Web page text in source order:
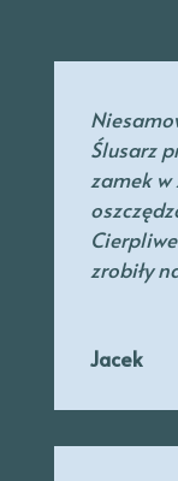
Ślusarz
zamek
zrobiły
Jacek